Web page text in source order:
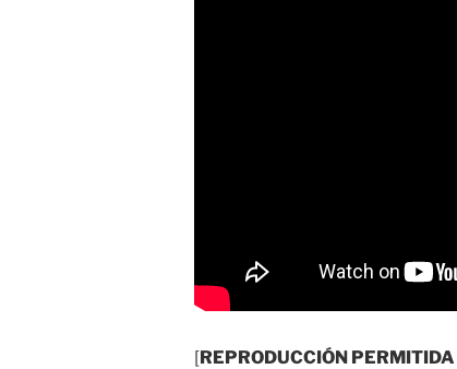
[REPRODUCCIÓN PERMITIDA